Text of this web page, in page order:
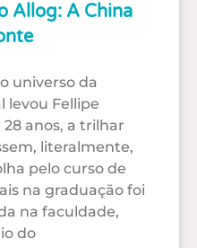
Allog: A China
universo da
levou Fellipe
anos, a trilhar
literalmente,
pelo curso de
na graduação foi
na faculdade,
do